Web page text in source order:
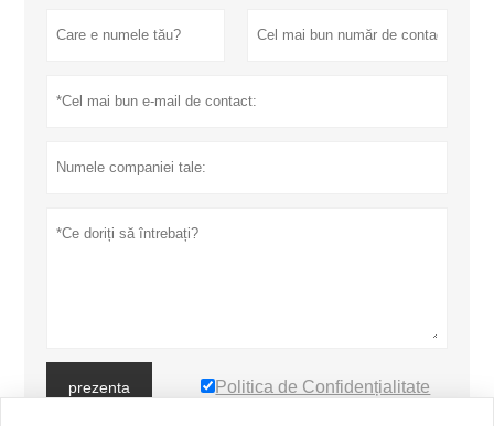
prezenta Politica de Confidențialitate